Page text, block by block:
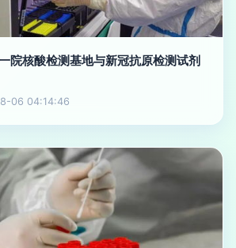
院核酸检测基地与新冠抗原检测试剂
06 04:14:46